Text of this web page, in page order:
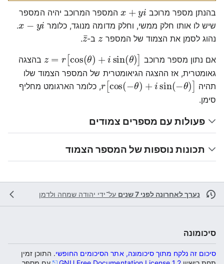
בהנתן מספר מרוכב
המספר המרוכב יהיה המספר
שיש לו אותו חלק ממשי, וחלק מדומה מנוגד, כלומר
x−yi
.
נהוג לסמן את הצמוד של המספר zב-
z
¯
.
אם נתון מספר מרוכב cos θ)+ sin (θ )]
בהצגה
גאומטרית, אז ההצגה הגיאומטרית של המספר הצמוד שלו
תהיה
r[cos(−θ) +isin( −θ)]
, כלומר הארגומט מחליף
סימן.
פעולות עם מספרים צמודים
תכונות נוספות של המספר הצמוד
נערך לאחרונה לפני 7 שנים על־ידי יהודה שמחה ולדמן
סיכומונה
סיכום זה נלקח מתוך סיכומונה, אתר הסיכומים החופשי. התוכן זמין